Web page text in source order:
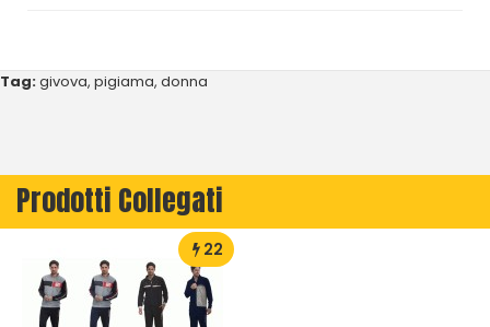
Tag:givova, pigiama, donna
Prodotti Collegati
22